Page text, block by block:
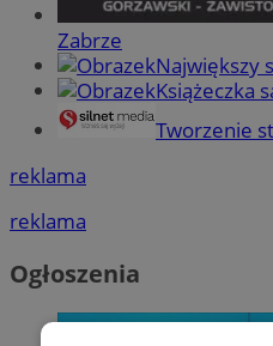
Zabrze
Największy
Książeczka
Tworzenie
reklama
reklama
Ogłoszenia